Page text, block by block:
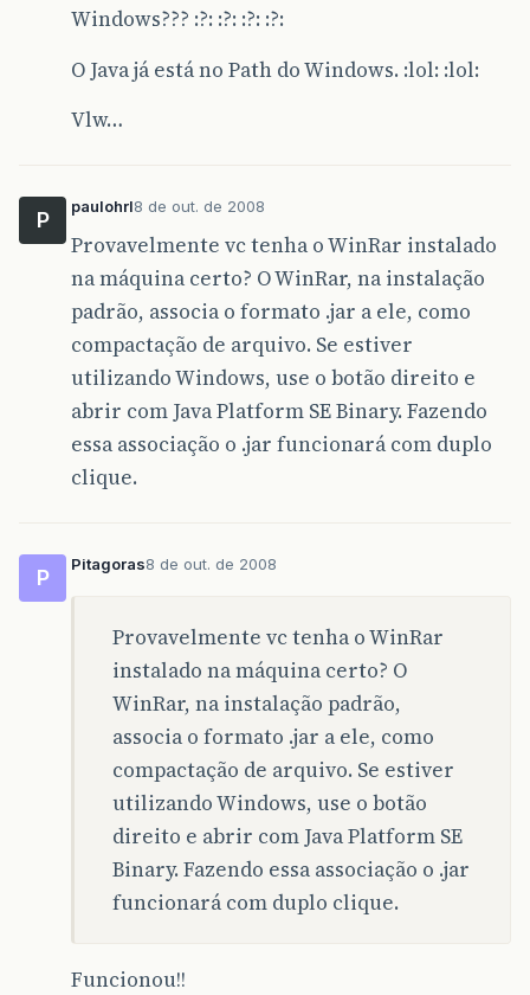
Windows??? :?: :?: :?: :?:
O Java já está no Path do Windows. :lol: :lol:
Vlw…
P
paulohrl8 de out. de 2008
Provavelmente vc tenha o WinRar instalado
na máquina certo? O WinRar, na instalação
padrão, associa o formato .jar a ele, como
compactação de arquivo. Se estiver
utilizando Windows, use o botão direito e
abrir com Java Platform SE Binary. Fazendo
essa associação o .jar funcionará com duplo
clique.
P
Pitagoras8 de out. de 2008
Provavelmente vc tenha o WinRar
instalado na máquina certo? O
WinRar, na instalação padrão,
associa o formato .jar a ele, como
compactação de arquivo. Se estiver
utilizando Windows, use o botão
direito e abrir com Java Platform SE
Binary. Fazendo essa associação o .jar
funcionará com duplo clique.
Funcionou!!